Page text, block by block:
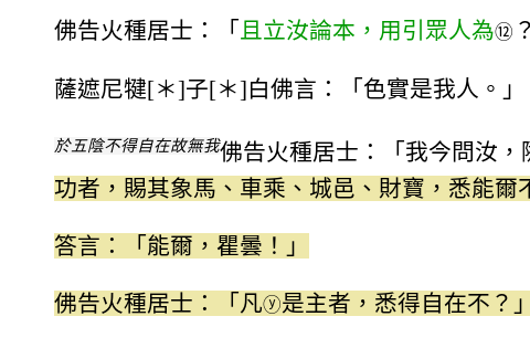
佛告火種居士：「 且立汝論本，用引眾人為⑫
薩遮尼犍[＊]子[＊]白佛言：「色實是我人。」
於五陰不得自在故無我佛告火種居士：「我今問汝，
功者，賜其象馬、車乘、城邑、財寶，悉能爾
答言：「能爾，瞿曇！」
佛告火種居士：「凡ⓨ是主者，悉得自在不？」